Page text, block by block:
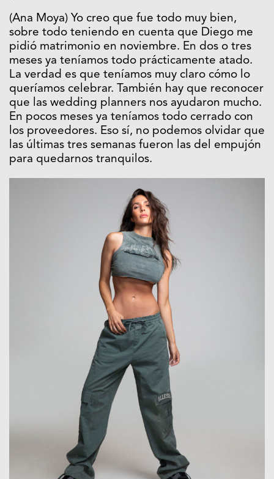
(Ana Moya) Yo creo que fue todo muy bien,
sobre todo teniendo en cuenta que Diego me
pidió matrimonio en noviembre. En dos o tres
meses ya teníamos todo prácticamente atado.
La verdad es que teníamos muy claro cómo lo
queríamos celebrar. También hay que reconocer
que las wedding planners nos ayudaron mucho.
En pocos meses ya teníamos todo cerrado con
los proveedores. Eso sí, no podemos olvidar que
las últimas tres semanas fueron las del empujón
para quedarnos tranquilos.